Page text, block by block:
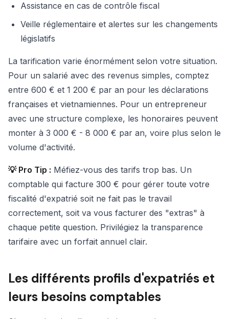
Assistance en cas de contrôle fiscal
Veille réglementaire et alertes sur les changements
législatifs
La tarification varie énormément selon votre situation.
Pour un salarié avec des revenus simples, comptez
entre 600 € et 1 200 € par an pour les déclarations
françaises et vietnamiennes. Pour un entrepreneur
avec une structure complexe, les honoraires peuvent
monter à 3 000 € - 8 000 € par an, voire plus selon le
volume d'activité.
💡 Pro Tip : Méfiez-vous des tarifs trop bas. Un
comptable qui facture 300 € pour gérer toute votre
fiscalité d'expatrié soit ne fait pas le travail
correctement, soit va vous facturer des "extras" à
chaque petite question. Privilégiez la transparence
tarifaire avec un forfait annuel clair.
Les différents profils d'expatriés et
leurs besoins comptables